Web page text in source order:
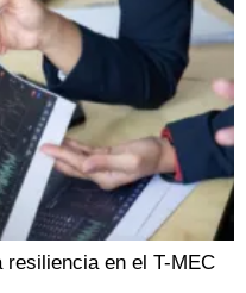
resiliencia en el T-MEC